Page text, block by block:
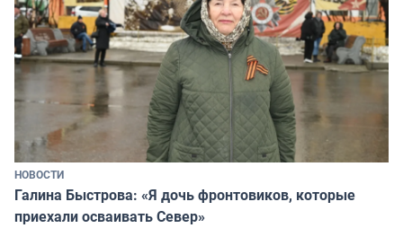
НОВОСТИ
Галина Быстрова: «Я дочь фронтовиков, которые
приехали осваивать Север»